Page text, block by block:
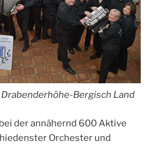
Bergisch Land
der annähernd 600 Aktive
Orchester und